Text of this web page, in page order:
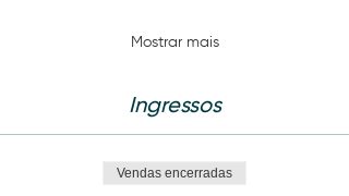
Mostrar mais
Ingressos
Vendas encerradas